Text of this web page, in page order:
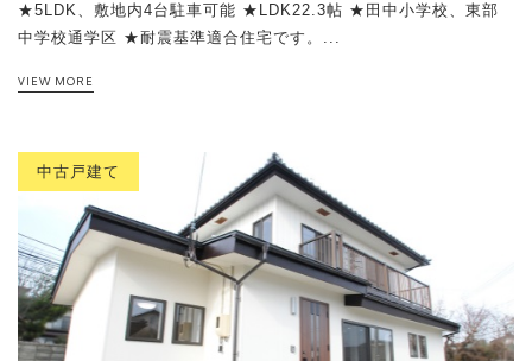
★5LDK、敷地内4台駐車可能 ★LDK22.3帖 ★田中小学校、東部
中学校通学区 ★耐震基準適合住宅です。...
VIEW MORE
中古戸建て